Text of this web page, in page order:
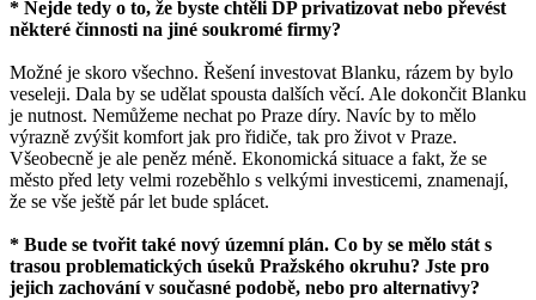
* Nejde tedy o to, že byste chtěli DP privatizovat nebo převést
některé činnosti na jiné soukromé firmy?
Možné je skoro všechno. Řešení investovat Blanku, rázem by bylo
veseleji. Dala by se udělat spousta dalších věcí. Ale dokončit Blanku
je nutnost. Nemůžeme nechat po Praze díry. Navíc by to mělo
výrazně zvýšit komfort jak pro řidiče, tak pro život v Praze.
Všeobecně je ale peněz méně. Ekonomická situace a fakt, že se
město před lety velmi rozeběhlo s velkými investicemi, znamenají,
že se vše ještě pár let bude splácet.
* Bude se tvořit také nový územní plán. Co by se mělo stát s
trasou problematických úseků Pražského okruhu? Jste pro
jejich zachování v současné podobě, nebo pro alternativy?